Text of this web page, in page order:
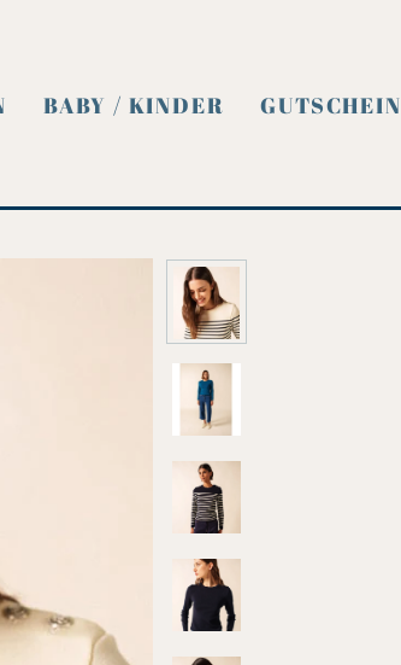
BABY / KINDER GUTSCHEIN